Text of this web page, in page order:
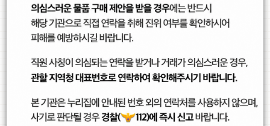
2026학년도 수학 기호 속 나의 진로 비전 대회 운영 계획
2026학년도 영어자유시쓰기대회 운영 계획
2026학년도 교복 운영 현황
2026학년도 친구사랑실천대회 운영 계획
2026학년도 국어과 독서퀴즈대회 권장 도서 목록
팝업존 1/2 팝